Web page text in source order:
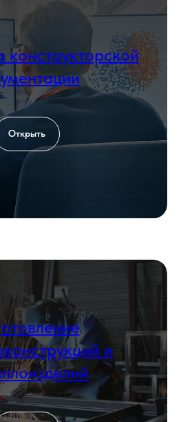
конструкторской
Открыть
и